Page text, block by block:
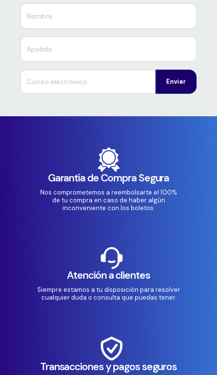
Enviar
Garantía de Compra Segura
Nos comprometemos a reembolsarte el 100%
de tu compra en caso de haber algún
inconveniente con los boletos.
Atención a clientes
Siempre estamos a tu disposición para resolver
cualquier duda o consulta que puedas tener.
Transacciones y pagos seguros